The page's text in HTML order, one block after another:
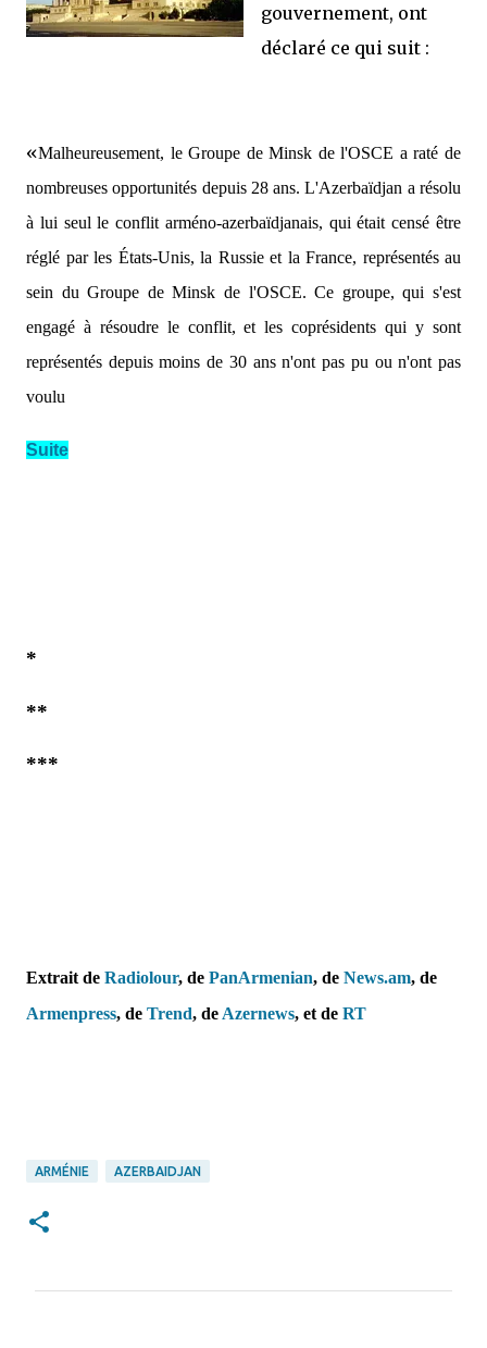
gouvernement, ont
déclaré ce qui suit :
«Malheureusement, le Groupe de Minsk de l'OSCE a raté de
nombreuses opportunités depuis 28 ans. L'Azerbaïdjan a résolu
à lui seul le conflit arméno-azerbaïdjanais, qui était censé être
réglé par les États-Unis, la Russie et la France, représentés au
sein du Groupe de Minsk de l'OSCE. Ce groupe, qui s'est
engagé à résoudre le conflit, et les coprésidents qui y sont
représentés depuis moins de 30 ans n'ont pas pu ou n'ont pas
voulu
Suite
*
**
***
Extrait de Radiolour, de PanArmenian, de News.am, de
Armenpress, de Trend, de Azernews, et de RT
ARMÉNIE AZERBAIDJAN